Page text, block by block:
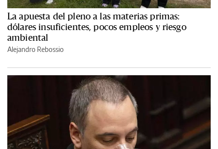
La apuesta del pleno a las materias primas:
dólares insuficientes, pocos empleos y riesgo
ambiental
Alejandro Rebossio